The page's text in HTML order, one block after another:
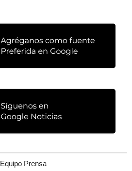
Equipo Prensa